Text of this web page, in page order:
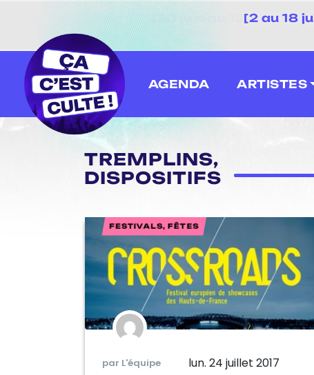
[2 au 18
AGENDA ARTISTES
TREMPLINS,
DISPOSITIFS
FESTIVALS, FÊTES
par L'équipe lun. 24 juillet 2017